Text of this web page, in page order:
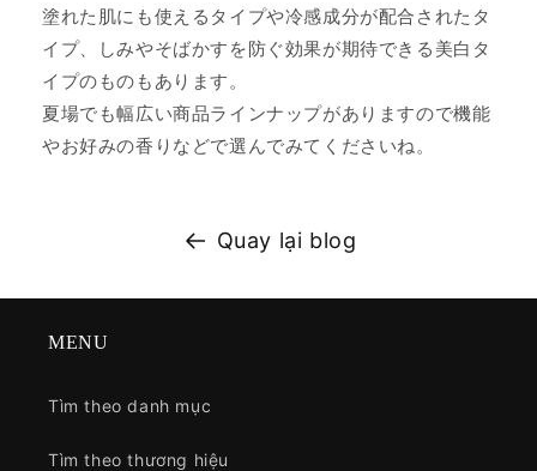
塗れた肌にも使えるタイプや冷感成分が配合されたタ
イプ、しみやそばかすを防ぐ効果が期待できる美白タ
イプのものもあります。
夏場でも幅広い商品ラインナップがありますので機能
やお好みの香りなどで選んでみてくださいね。
Quay lại blog
MENU
Tìm theo danh mục
Tìm theo thương hiệu